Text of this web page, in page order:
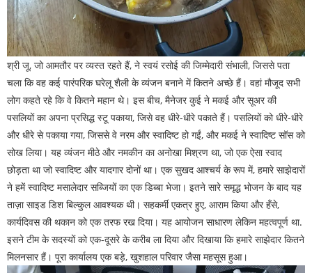
श्री जू, जो आमतौर पर व्यस्त रहते हैं, ने स्वयं रसोई की जिम्मेदारी संभाली, जिससे पता
चला कि वह कई पारंपरिक घरेलू शैली के व्यंजन बनाने में कितने अच्छे हैं। वहां मौजूद सभी
लोग कहते रहे कि वे कितने महान थे। इस बीच, मैनेजर कुई ने मकई और सूअर की
पसलियों का अपना प्रसिद्ध स्टू पकाया, जिसे वह धीरे-धीरे पकाते हैं। पसलियों को धीरे-धीरे
और धीरे से पकाया गया, जिससे वे नरम और स्वादिष्ट हो गईं, और मकई ने स्वादिष्ट सॉस को
सोख लिया। यह व्यंजन मीठे और नमकीन का अनोखा मिश्रण था, जो एक ऐसा स्वाद
छोड़ता था जो स्वादिष्ट और यादगार दोनों था। एक सुखद आश्चर्य के रूप में, हमारे साझेदारों
ने हमें स्वादिष्ट मसालेदार सब्जियों का एक डिब्बा भेजा। इतने सारे समृद्ध भोजन के बाद यह
ताज़ा साइड डिश बिल्कुल आवश्यक थी। सहकर्मी एकत्र हुए, आराम किया और हँसे,
कार्यदिवस की थकान को एक तरफ रख दिया। यह आयोजन साधारण लेकिन महत्वपूर्ण था.
इसने टीम के सदस्यों को एक-दूसरे के करीब ला दिया और दिखाया कि हमारे साझेदार कितने
मिलनसार हैं। पूरा कार्यालय एक बड़े, खुशहाल परिवार जैसा महसूस हुआ।